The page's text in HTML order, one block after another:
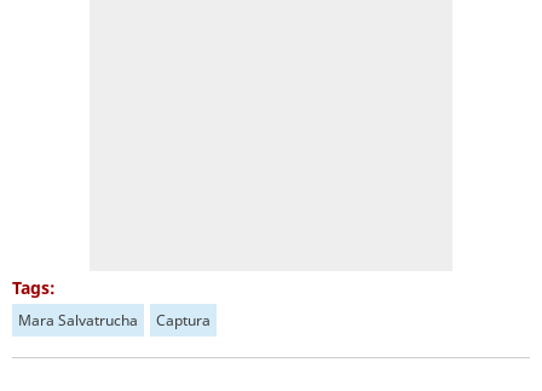
Tags:
Mara Salvatrucha Captura